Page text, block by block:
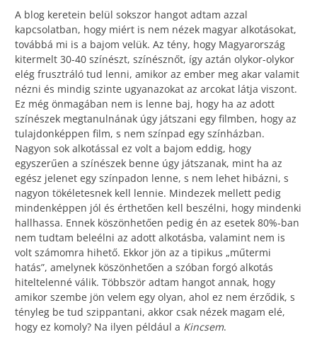
A blog keretein belül sokszor hangot adtam azzal
kapcsolatban, hogy miért is nem nézek magyar alkotásokat,
továbbá mi is a bajom velük. Az tény, hogy Magyarország
kitermelt 30-40 színészt, színésznőt, így aztán olykor-olykor
elég frusztráló tud lenni, amikor az ember meg akar valamit
nézni és mindig szinte ugyanazokat az arcokat látja viszont.
Ez még önmagában nem is lenne baj, hogy ha az adott
színészek megtanulnának úgy játszani egy filmben, hogy az
tulajdonképpen film, s nem színpad egy színházban.
Nagyon sok alkotással ez volt a bajom eddig, hogy
egyszerűen a színészek benne úgy játszanak, mint ha az
egész jelenet egy színpadon lenne, s nem lehet hibázni, s
nagyon tökéletesnek kell lennie. Mindezek mellett pedig
mindenképpen jól és érthetően kell beszélni, hogy mindenki
hallhassa. Ennek köszönhetően pedig én az esetek 80%-ban
nem tudtam beleélni az adott alkotásba, valamint nem is
volt számomra hihető. Ekkor jön az a tipikus „műtermi
hatás”, amelynek köszönhetően a szóban forgó alkotás
hiteltelenné válik. Többször adtam hangot annak, hogy
amikor szembe jön velem egy olyan, ahol ez nem érződik, s
tényleg be tud szippantani, akkor csak nézek magam elé,
hogy ez komoly? Na ilyen például a Kincsem.